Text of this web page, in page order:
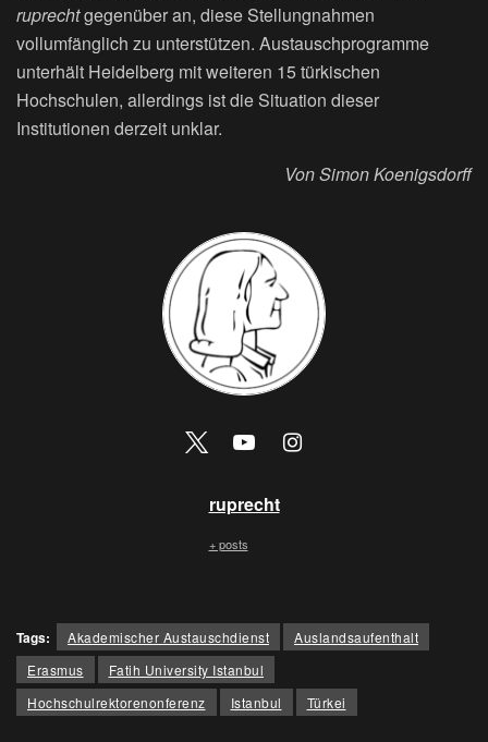
ruprechtgegenüber an, diese Stellungnahmen
vollumfänglich zu unterstützen. Austauschprogramme
unterhält Heidelberg mit weiteren 15 türkischen
Hochschulen, allerdings ist die Situation dieser
Institutionen derzeit unklar.
Von Simon Koenigsdorff
ruprecht
+ posts
Tags: Akademischer Austauschdienst
Auslandsaufenthalt
Erasmus
Fatih University Istanbul
Hochschulrektorenonferenz
Istanbul Türkei